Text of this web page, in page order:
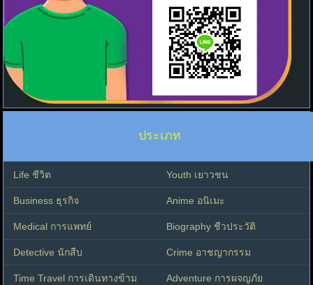
ประเภท
Life ชีวิต Youth เยาวชน
Business ธุรกิจ Anime อนิเมะ
Medical การแพทย์ Biography ชีวประวัติ
Detective นักสืบ Crime อาชญากรรม
Time Travel การเดินทางข้าม
Adventure การผจญภัย